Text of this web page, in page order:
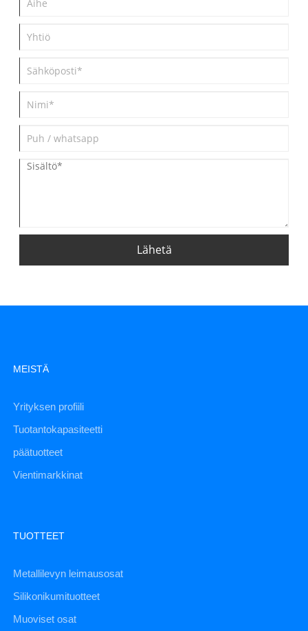
Lähetä
MEISTÄ
Yrityksen profiili
Tuotantokapasiteetti
päätuotteet
Vientimarkkinat
TUOTTEET
Metallilevyn leimausosat
Silikonikumituotteet
Muoviset osat